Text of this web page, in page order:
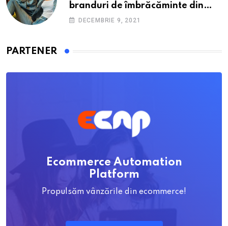
branduri de îmbrăcăminte din
România: O incursiune în
DECEMBRIE 9, 2021
PARTENER
Ecommerce Automation
Platform
Propulsăm vânzările din ecommerce!